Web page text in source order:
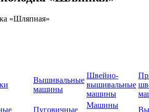
Вышивальные
машины
Швейно-
вышивальные
машины
Пуговичные
Машины